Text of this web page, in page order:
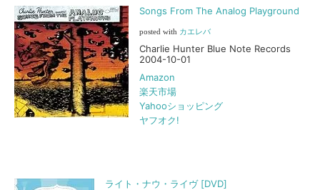
Songs From The Analog Playground
posted with カエレバ
Charlie Hunter Blue Note Records
2004-10-01
Amazon
楽天市場
Yahooショッピング
ヤフオク!
ライト・ナウ・ライヴ [DVD]